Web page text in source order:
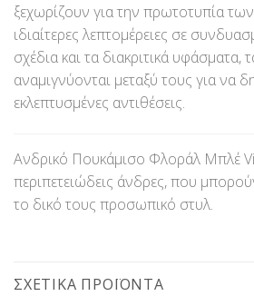
ξεχωρίζουν για την πρωτοτυπία
ιδιαίτερες λεπτομέρειες σε
σχέδια και τα διακριτικά υφάσματα,
αναμιγνύονται μεταξύ τους για να
εκλεπτυσμένες αντιθέσεις.
Ανδρικό Πουκάμισο Φλοράλ Μπλέ
περιπετειώδεις άνδρες, που
το δικό τους προσωπικό στυλ.
ΣΧΕΤΙΚΆ ΠΡΟΪΌΝΤΑ